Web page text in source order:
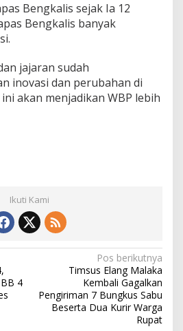
Bengkalis sejak Ia 12
Bengkalis banyak
jajaran sudah
inovasi dan perubahan di
akan menjadikan WBP lebih
Ikuti Kami
4
Pos berikutnya
Timsus Elang Malaka
Kembali Gagalkan
Pengiriman 7 Bungkus Sabu
Beserta Dua Kurir Warga
Rupat